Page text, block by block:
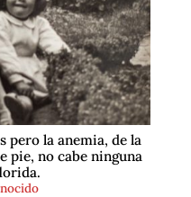
pero la anemia, de la
pie, no cabe ninguna